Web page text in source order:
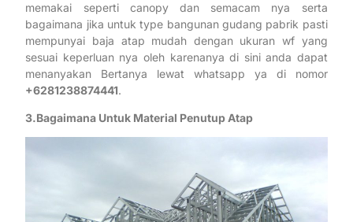
memakai seperti canopy dan semacam nya serta
bagaimana jika untuk type bangunan gudang pabrik pasti
mempunyai baja atap mudah dengan ukuran wf yang
sesuai keperluan nya oleh karenanya di sini anda dapat
menanyakan Bertanya lewat whatsapp ya di nomor
+6281238874441.
3.Bagaimana Untuk Material Penutup Atap